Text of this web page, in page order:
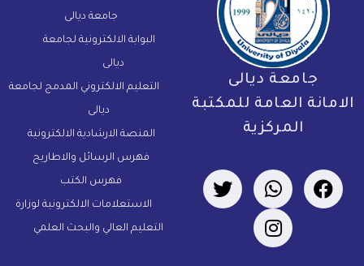
جامعة ديالى
العامة للمكتبة
المركزية
جامعة ديالى
البوابة الالكترونية لجامعة
ديالى
التعليم الالكتروني المدمج لجامعة
ديالى
المنصة الارشادية الالكترونية
فهرس الرسائل والاطاريح
فهرس الكتب
الاستعلامات الالكترونية لوزارة
التعليم العالي والبحث العلمي